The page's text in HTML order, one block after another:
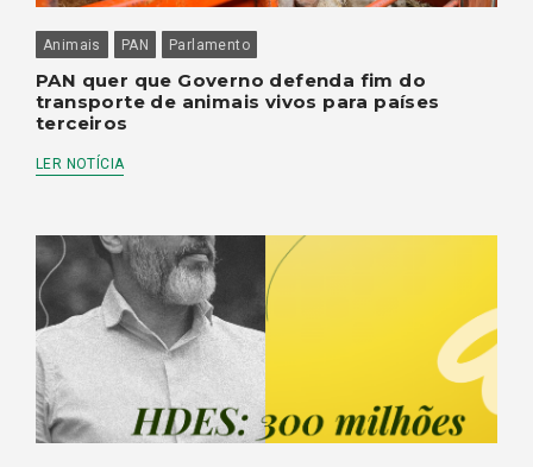
Animais PAN Parlamento
PAN quer que Governo defenda fim do
transporte de animais vivos para países
terceiros
LER NOTÍCIA